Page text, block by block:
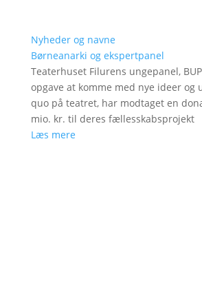
Nyheder og navne
Børneanarki og ekspertpanel
Teaterhuset Filurens ungepanel,
opgave at komme med nye ideer og
quo på teatret, har modtaget en
mio. kr. til deres fællesskabsprojekt
Læs mere